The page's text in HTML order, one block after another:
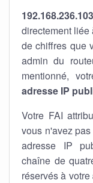
192.168.236.103
directement liée
de chiffres que
admin du
mentionné,
adresse IP
Votre FAI
vous n'avez
adresse IP
chaîne de
réservés à votre